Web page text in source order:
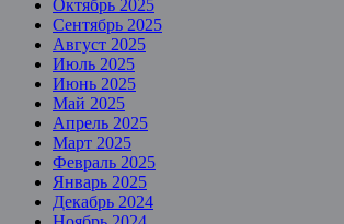
Октябрь 2025
Сентябрь 2025
Август 2025
Июль 2025
Июнь 2025
Май 2025
Апрель 2025
Март 2025
Февраль 2025
Январь 2025
Декабрь 2024